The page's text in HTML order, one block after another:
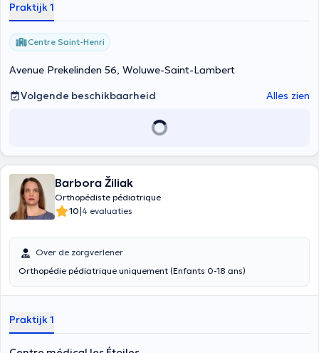
Praktijk 1
Centre Saint-Henri
Avenue Prekelinden 56, Woluwe-Saint-Lambert
Volgende beschikbaarheid
Alles zien
Barbora Žiliak
Orthopédiste pédiatrique
10|4 evaluaties
Over de zorgverlener
Orthopédie pédiatrique uniquement (Enfants 0-18 ans)
Praktijk 1